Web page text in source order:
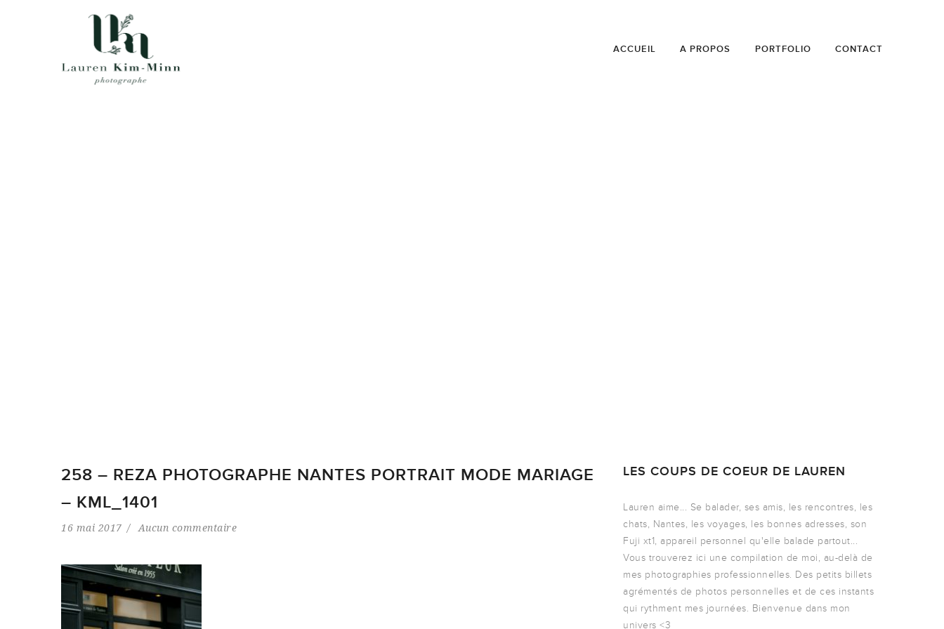
ACCUEIL A PROPOS PORTFOLIO CONTACT
258 – REZA PHOTOGRAPHE NANTES PORTRAIT MODE MARIAGE
– KML_1401
16 mai 2017 Aucun commentaire
LES COUPS DE COEUR DE LAUREN
Lauren aime... Se balader, ses amis, les rencontres, les
chats, Nantes, les voyages, les bonnes adresses, son
Fuji xt1, appareil personnel qu'elle balade partout...
Vous trouverez ici une compilation de moi, au-delà de
mes photographies professionnelles. Des petits billets
agrémentés de photos personnelles et de ces instants
qui rythment mes journées. Bienvenue dans mon
univers <3